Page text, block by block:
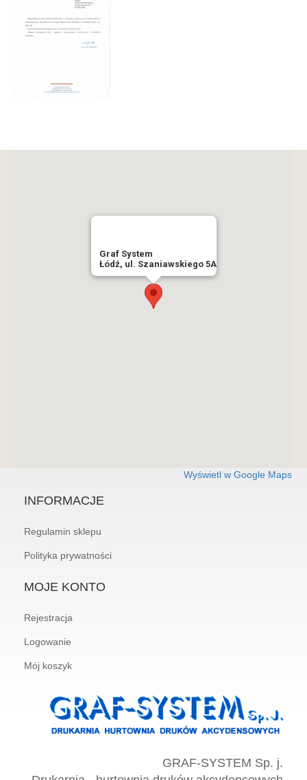
Graf System
Łódź, ul. Szaniawskiego 5A
Wyświetl w Google Maps
INFORMACJE
Regulamin sklepu
Polityka prywatności
MOJE KONTO
Rejestracja
Logowanie
Mój koszyk
GRAF-SYSTEM Sp. j.